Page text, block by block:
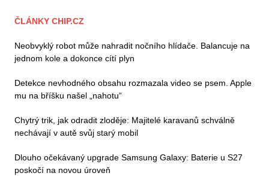
ČLÁNKY CHIP.CZ
Neobvyklý robot může nahradit nočního hlídače. Balancuje na
jednom kole a dokonce cítí plyn
Detekce nevhodného obsahu rozmazala video se psem. Apple
mu na bříšku našel „nahotu“
Chytrý trik, jak odradit zloděje: Majitelé karavanů schválně
nechávají v autě svůj starý mobil
Dlouho očekávaný upgrade Samsung Galaxy: Baterie u S27
poskočí na novou úroveň